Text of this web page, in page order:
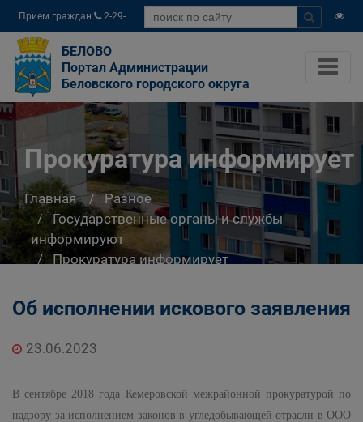
Прием граждан
2-29-
04
БЕЛОВО
Портал Администрации
Беловского городского округа
Прокуратура информирует
Главная
Разное
Государственные органы и службы
информируют
Прокуратура информирует
Об исполнении искового заявления
23.06.2023
В сентябре 2018 года Кемеровской межрайонной прокуратурой по
надзору за исполнением законов в угледобывающей отрасли в ООО